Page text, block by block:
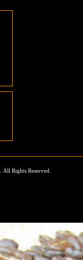
. All Rights Reserved.